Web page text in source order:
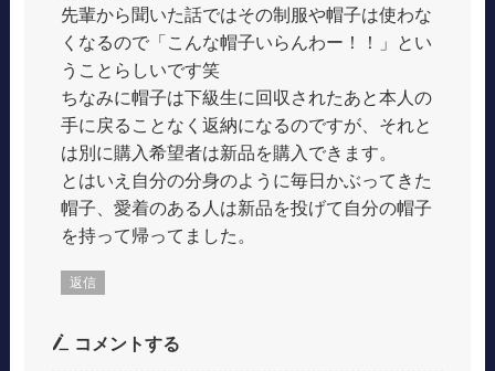
先輩から聞いた話ではその制服や帽子は使わな
くなるので「こんな帽子いらんわー！！」とい
うことらしいです笑
ちなみに帽子は下級生に回収されたあと本人の
手に戻ることなく返納になるのですが、それと
は別に購入希望者は新品を購入できます。
とはいえ自分の分身のように毎日かぶってきた
帽子、愛着のある人は新品を投げて自分の帽子
を持って帰ってました。
返信
コメントする